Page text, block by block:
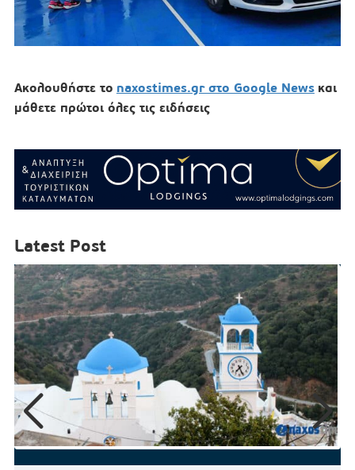
Ακολουθήστε το naxostimes.gr στο Google News και
μάθετε πρώτοι όλες τις ειδήσεις
Latest Post